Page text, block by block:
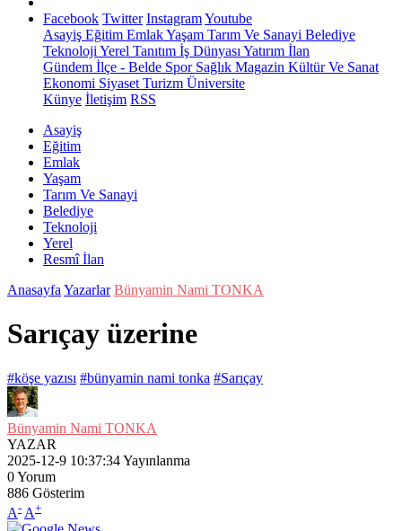
Facebook Twitter InstagramYoutube
Asayiş Eğitim EmlakYaşam Tarım Ve Sanayi Belediye
Teknoloji Yerel Tanıtım İş Dünyası Yatırım İlan
Gündem İlçe - Belde SporSağlık Magazin Kültür Ve Sanat
Ekonomi Siyaset Turizm Üniversite
Künye İletişim RSS
Asayiş
Eğitim
Emlak
Yaşam
Tarım Ve Sanayi
Belediye
Teknoloji
Yerel
Resmî İlan
Anasayfa Yazarlar Bünyamin Nami TONKA
Sarıçay üzerine
#köşe yazısı #bünyamin nami tonka #Sarıçay
Bünyamin Nami TONKA
YAZAR
2025-12-9 10:37:34Yayınlanma
0Yorum
886 Gösterim
A- A+